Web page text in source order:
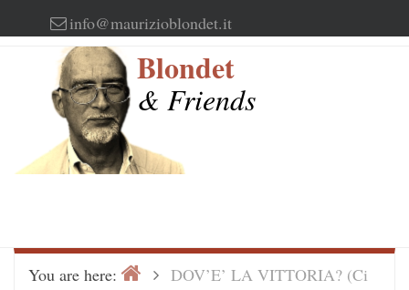
to
info@maurizioblondet.it
Blondet
& Friends
You are here: HomeDOV’E’ LA VITTORIA? (Ci